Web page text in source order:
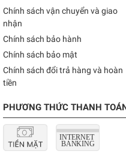
Chính sách vận chuyển và giao
nhận
Chính sách bảo hành
Chính sách bảo mật
Chính sách đổi trả hàng và hoàn
tiền
PHƯƠNG THỨC THANH